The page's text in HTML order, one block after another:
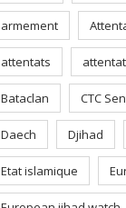
armement
attentats
Bataclan CTC
Daech Djihad
Etat islamique